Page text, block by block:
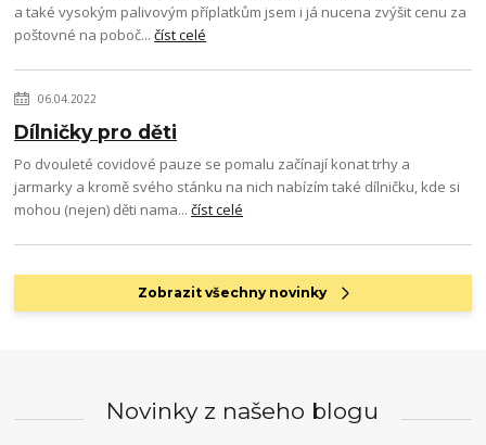
a také vysokým palivovým příplatkům jsem i já nucena zvýšit cenu za
poštovné na poboč...číst celé
06.04.2022
Dílničky pro děti
Po dvouleté covidové pauze se pomalu začínají konat trhy a
jarmarky a kromě svého stánku na nich nabízím také dílničku, kde si
mohou (nejen) děti nama...číst celé
Zobrazit všechny novinky
Novinky z našeho blogu